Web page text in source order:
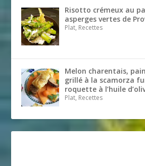
Risotto crémeux au
asperges vertes de
Plat, Recettes
Melon charentais,
grillé à la scamorza
roquette à l’huile
Plat, Recettes